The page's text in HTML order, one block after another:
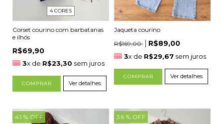
4 CORES
Corset courino com barbatanas
e ilhós
R$69,90
3x de R$23,30 sem juros
COMPRAR Ver detalhes
Jaqueta courino
R$169,00
R$89,00
3x de R$29,67 sem juros
COMPRAR Ver detalhes
41 % OFF 36 % OFF